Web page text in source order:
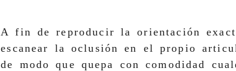
A fin de reproducir la orientación
escanear la oclusión en el propio
de modo que quepa con comodidad